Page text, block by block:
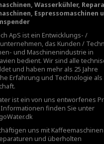
Wasserkühler,
Espressomaschinen
ApS ist ein Entwicklungs- /
das Kunden /
und Maschinenindustrie in
bedient. Wir sind alle
und haben mehr als 25 Jahre
Erfahrung und Technologie als
ist ein von uns entworfenes
finden Sie unter
uns mit
und überholten